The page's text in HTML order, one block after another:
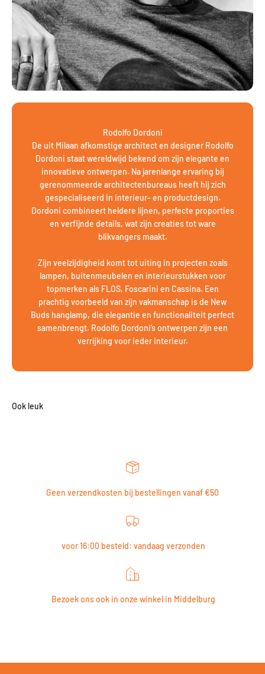
Rodolfo Dordoni
De uit Milaan afkomstige architect en designer Rodolfo
Dordoni staat wereldwijd bekend om zijn elegante en
innovatieve ontwerpen. Na jarenlange ervaring bij
gerenommeerde architectenbureaus heeft hij zich
gespecialiseerd in interieur- en productdesign.
Dordoni combineert heldere lijnen, perfecte proporties
en verfijnde details, wat zijn creaties tot ware
blikvangers maakt.
Zijn veelzijdigheid komt tot uiting in projecten zoals
lampen, buitenmeubelen en interieurstukken voor
topmerken als FLOS, Foscarini en Cassina. Een
prachtig voorbeeld van zijn vakmanschap is de New
Buds hanglamp, die elegantie en functionaliteit perfect
samenbrengt. Rodolfo Dordoni’s ontwerpen zijn een
verrijking voor ieder interieur.
Geen verzendkosten bij bestellingen vanaf €50
voor 16:00 besteld: vandaag verzonden
Bezoek ons ook in onze winkel in Middelburg